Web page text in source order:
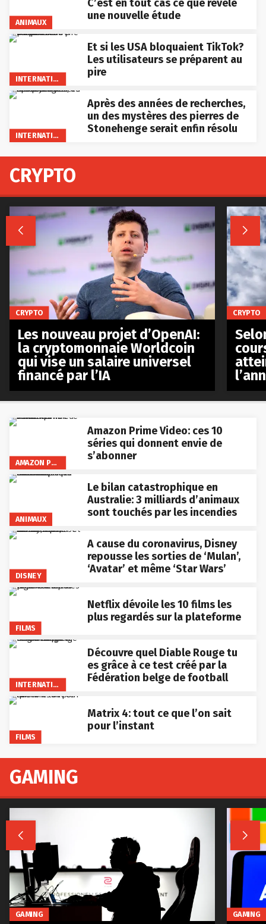
ANIMAUX
C’est en tout cas ce que révèle
une nouvelle étude
INTERNATIONAL
Et si les USA bloquaient TikTok?
Les utilisateurs se préparent au
pire
INTERNATIONAL
Après des années de recherches,
un des mystères des pierres de
Stonehenge serait enfin résolu
AMAZON PRIME VIDEO
Amazon Prime Video: ces 10
séries qui donnent envie de
s’abonner
ANIMAUX
Le bilan catastrophique en
Australie: 3 milliards d’animaux
sont touchés par les incendies
DISNEY
A cause du coronavirus, Disney
repousse les sorties de ‘Mulan’,
‘Avatar’ et même ‘Star Wars’
FILMS
Netflix dévoile les 10 films les
plus regardés sur la plateforme
INTERNATIONAL
Découvre quel Diable Rouge tu
es grâce à ce test créé par la
Fédération belge de football
FILMS
Matrix 4: tout ce que l’on sait
pour l’instant
CRYPTO
 
CRYPTO
Les nouveau projet d’OpenAI:
la cryptomonnaie Worldcoin
qui vise un salaire universel
financé par l’IA
CRYPTO
GAMING
 
GAMING GAMING